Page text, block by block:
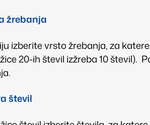
žrebanja
izberite vrsto žrebanja, za
20-ih števil izžreba 10 števil).
števil